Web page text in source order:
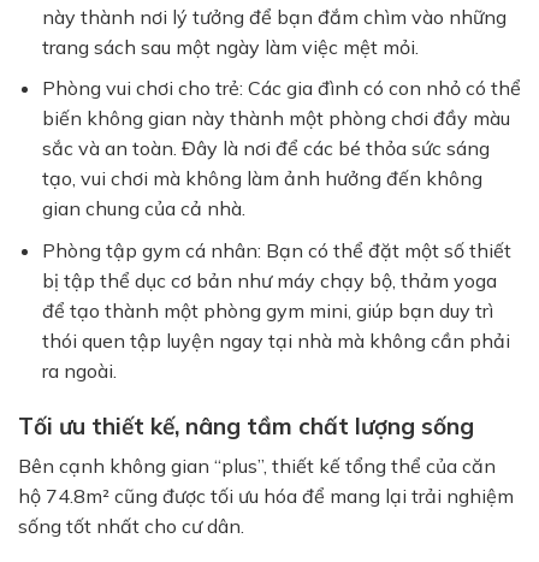
này thành nơi lý tưởng để bạn đắm chìm vào những
trang sách sau một ngày làm việc mệt mỏi.
Phòng vui chơi cho trẻ: Các gia đình có con nhỏ có thể
biến không gian này thành một phòng chơi đầy màu
sắc và an toàn. Đây là nơi để các bé thỏa sức sáng
tạo, vui chơi mà không làm ảnh hưởng đến không
gian chung của cả nhà.
Phòng tập gym cá nhân: Bạn có thể đặt một số thiết
bị tập thể dục cơ bản như máy chạy bộ, thảm yoga
để tạo thành một phòng gym mini, giúp bạn duy trì
thói quen tập luyện ngay tại nhà mà không cần phải
ra ngoài.
Tối ưu thiết kế, nâng tầm chất lượng sống
Bên cạnh không gian “plus”, thiết kế tổng thể của căn
hộ 74.8m² cũng được tối ưu hóa để mang lại trải nghiệm
sống tốt nhất cho cư dân.